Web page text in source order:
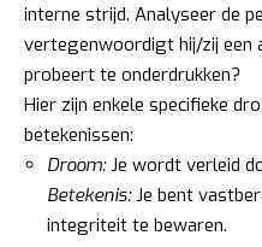
interne strijd. Analyseer de
vertegenwoordigt hij/zij een
probeert te onderdrukken?
Hier zijn enkele specifieke
betekenissen:
Droom:Je wordt verleid
Betekenis:Je bent
integriteit te bewaren.